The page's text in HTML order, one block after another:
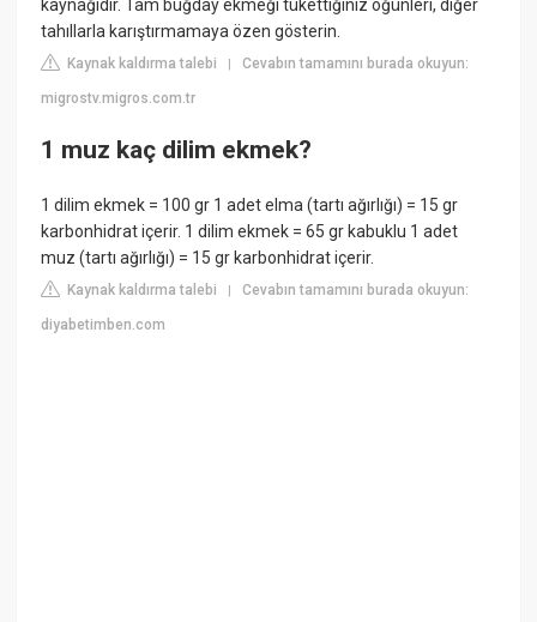
kaynağıdır. Tam buğday ekmeği tükettiğiniz öğünleri, diğer
tahıllarla karıştırmamaya özen gösterin.
Kaynak kaldırma talebi |Cevabın tamamını burada okuyun:
migrostv.migros.com.tr
1 muz kaç dilim ekmek?
1 dilim ekmek = 100 gr 1 adet elma (tartı ağırlığı) = 15 gr
karbonhidrat içerir. 1 dilim ekmek = 65 gr kabuklu 1 adet
muz (tartı ağırlığı) = 15 gr karbonhidrat içerir.
Kaynak kaldırma talebi |Cevabın tamamını burada okuyun:
diyabetimben.com